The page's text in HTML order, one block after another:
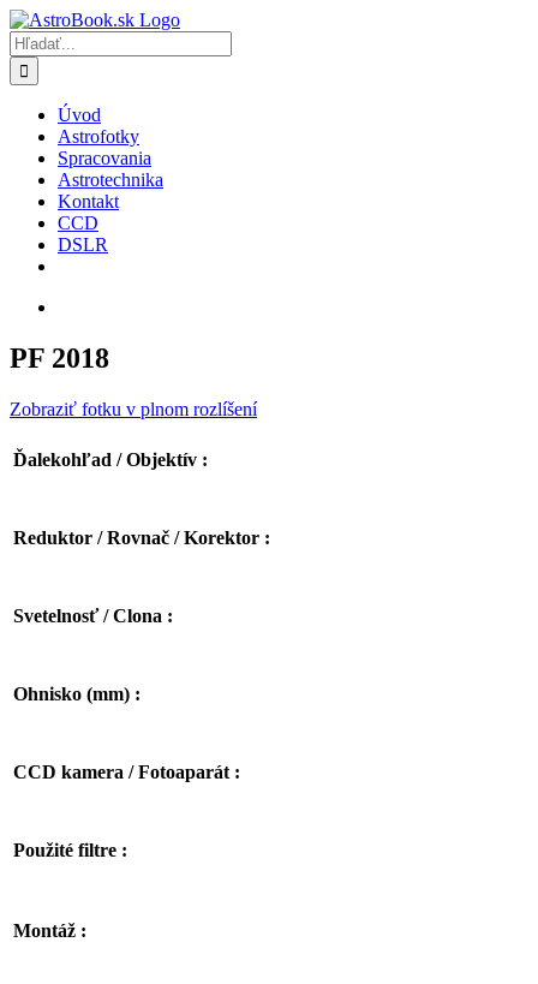
Skip
to
content
Hľadať:
Úvod
Astrofotky
Spracovania
Astrotechnika
Kontakt
CCD
DSLR
PF 2018
Zobraziť fotku v plnom rozlíšení
Ďalekohľad / Objektív :
Reduktor / Rovnač / Korektor :
Svetelnosť / Clona :
Ohnisko (mm) :
CCD kamera / Fotoaparát :
Použité filtre :
Montáž :